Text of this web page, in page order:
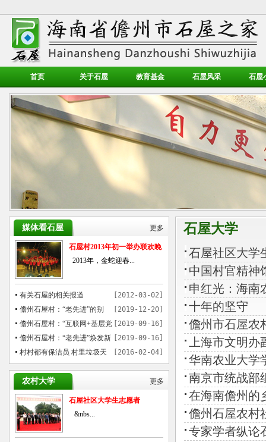
首页 关于石屋 教育基金 石屋风采 石屋
更多
媒体看石屋
石屋村2013年初一举办联欢晚
会
2013年，金蛇迎春...
[2012-03-02]
有关石屋的相关报道
[2019-12-20]
儋州石屋村：“老先进”的别
样“穿越”
[2019-09-16]
儋州石屋村：“互联网+基层党
建”模式催热乡村游
[2019-09-16]
儋州石屋村：“老先进”焕发新
魅力
[2016-02-04]
村村都有保洁员 村里垃圾天
天运
更多
农村大学
石屋社区大学生志愿者
&nbs...
石屋大学
石屋社区大学
中国村官精神
申红光：海南
十年的坚守
儋州市石屋农
上海市文明
华南农业大学
南京市统战部
在海南儋州的
儋州石屋农村
专家学者纵论